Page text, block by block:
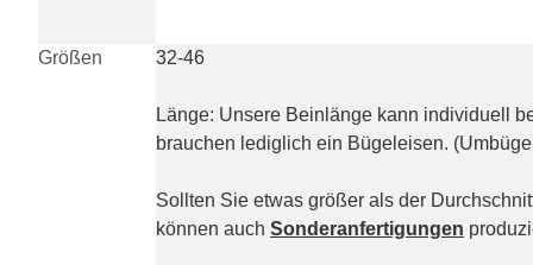
Größen 32-46
Länge: Unsere Beinlänge kann individuell
brauchen lediglich ein Bügeleisen.
Sollten Sie etwas größer als der
können auch Sonderanfertigungen